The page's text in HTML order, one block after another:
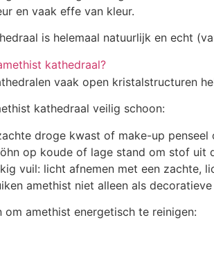
en vaak effe van kleur.
is helemaal natuurlijk en echt
kathedraal?
vaak open kristalstructuren
kathedraal veilig schoon:
droge kwast of make-up
op koude of lage stand om stof uit
vuil: licht afnemen met een zachte,
amethist niet alleen als
om amethist energetisch te reinigen: